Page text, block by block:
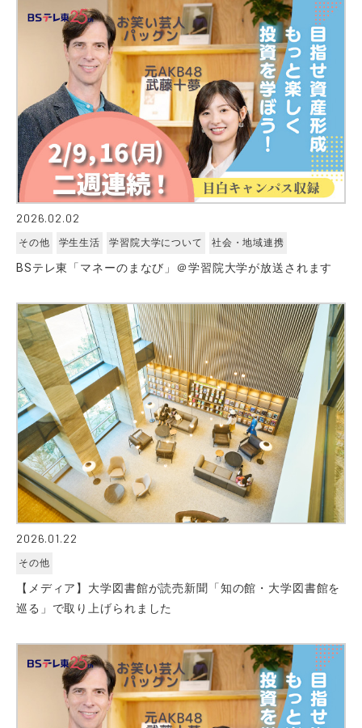
2026.02.02
その他 学生生活 学習院大学について 社会・地域連携
BSテレ東「マネーのまなび」＠学習院大学が放送されます
2026.01.22
その他
【メディア】大学図書館が読売新聞「知の館・大学図書館を
巡る」で取り上げられました